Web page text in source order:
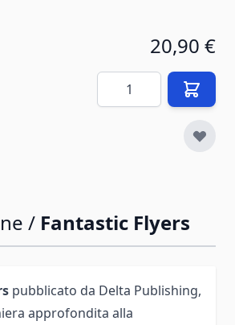
20,90 €
Quantità
/ Fantastic Flyers
pubblicato da Delta Publishing,
approfondita alla